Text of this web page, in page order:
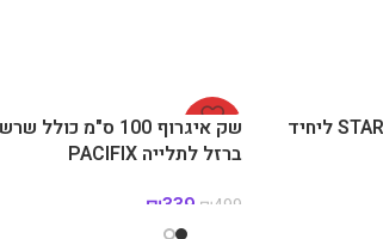
מתקן נדנדה לילדים START ליחיד
-32%
שק איגרוף 100 ס"מ כולל
ברזל לתלייה PACIFIX
₪499
₪339